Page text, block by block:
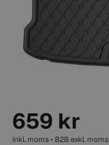
659 kr
Inkl. moms • B2B exkl. moms